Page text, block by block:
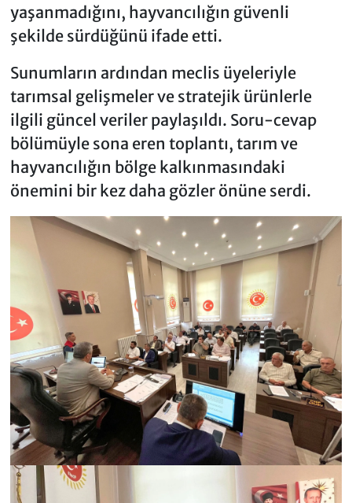
yaşanmadığını, hayvancılığın güvenli
şekilde sürdüğünü ifade etti.
Sunumların ardından meclis üyeleriyle
tarımsal gelişmeler ve stratejik ürünlerle
ilgili güncel veriler paylaşıldı. Soru-cevap
bölümüyle sona eren toplantı, tarım ve
hayvancılığın bölge kalkınmasındaki
önemini bir kez daha gözler önüne serdi.